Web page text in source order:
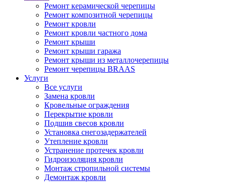
Ремонт керамической черепицы
Ремонт композитной черепицы
Ремонт кровли
Ремонт кровли частного дома
Ремонт крыши
Ремонт крыши гаража
Ремонт крыши из металлочерепицы
Ремонт черепицы BRAAS
Услуги
Все услуги
Замена кровли
Кровельные ограждения
Перекрытие кровли
Подшив свесов кровли
Установка снегозадержателей
Утепление кровли
Устранение протечек кровли
Гидроизоляция кровли
Монтаж стропильной системы
Демонтаж кровли